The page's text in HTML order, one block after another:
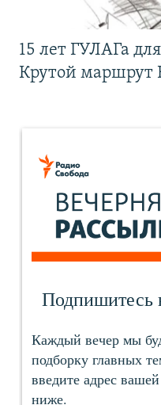
15 лет ГУЛАГа
Крутой маршрут